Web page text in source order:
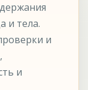
и тела.
и
и